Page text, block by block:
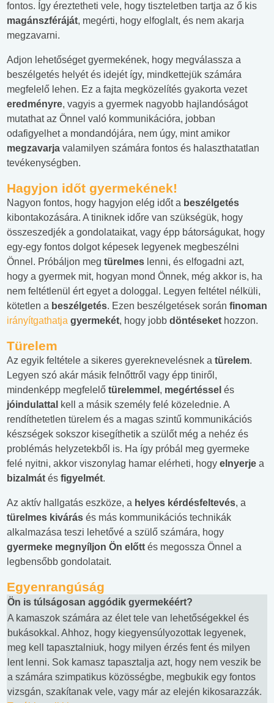
fontos. Így éreztetheti vele, hogy tiszteletben tartja az ő kis
magánszféráját, megérti, hogy elfoglalt, és nem akarja
megzavarni.
Adjon lehetőséget gyermekének, hogy megválassza a
beszélgetés helyét és idejét így, mindkettejük számára
megfelelő lehen. Ez a fajta megközelítés gyakorta vezet
eredményre, vagyis a gyermek nagyobb hajlandóságot
mutathat az Önnel való kommunikációra, jobban
odafigyelhet a mondandójára, nem úgy, mint amikor
megzavarja valamilyen számára fontos és halaszthatatlan
tevékenységben.
Hagyjon időt gyermekének!
Nagyon fontos, hogy hagyjon elég időt a beszélgetés
kibontakozására. A tiniknek időre van szükségük, hogy
összeszedjék a gondolataikat, vagy épp bátorságukat, hogy
egy-egy fontos dolgot képesek legyenek megbeszélni
Önnel. Próbáljon meg türelmes lenni, és elfogadni azt,
hogy a gyermek mit, hogyan mond Önnek, még akkor is, ha
nem feltétlenül ért egyet a dologgal. Legyen feltétel nélküli,
kötetlen a beszélgetés. Ezen beszélgetések során finoman
irányítgathatja gyermekét, hogy jobb döntéseket hozzon.
Türelem
Az egyik feltétele a sikeres gyereknevelésnek a türelem.
Legyen szó akár másik felnőttről vagy épp tiniről,
mindenképp megfelelő türelemmel , megértéssel és
jóindulattal kell a másik személy felé közelednie. A
rendíthetetlen türelem és a magas szintű kommunikációs
készségek sokszor kisegíthetik a szülőt még a nehéz és
problémás helyzetekből is. Ha így próbál meg gyermeke
felé nyitni, akkor viszonylag hamar elérheti, hogy elnyerje a
bizalmát és figyelmét.
Az aktív hallgatás eszköze, a helyes kérdésfeltevés, a
türelmes kivárás és más kommunikációs technikák
alkalmazása teszi lehetővé a szülő számára, hogy
gyermeke megnyíljon Ön előtt és megossza Önnel a
legbensőbb gondolatait.
Egyenrangúság
Ön is túlságosan aggódik gyermekéért?
A kamaszok számára az élet tele van lehetőségekkel és
bukásokkal. Ahhoz, hogy kiegyensúlyozottak legyenek,
meg kell tapasztalniuk, hogy milyen érzés fent és milyen
lent lenni. Sok kamasz tapasztalja azt, hogy nem veszik be
a számára szimpatikus közösségbe, megbukik egy fontos
vizsgán, szakítanak vele, vagy már az elején kikosarazzák.